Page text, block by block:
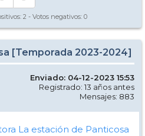
2 - Votos negativos: 0
[Temporada 2023-2024]
Enviado: 04-12-2023 15:53
Registrado: 13 años antes
Mensajes: 883
La estación de Panticosa